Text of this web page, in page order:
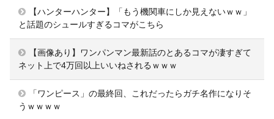
【ハンターハンター】「もう機関車にしか見えないｗｗ」
と話題のシュールすぎるコマがこちら
【画像あり】ワンパンマン最新話のとあるコマが凄すぎて
ネット上で4万回以上いいねされるｗｗｗ
「ワンピース」の最終回、これだったらガチ名作になりそ
うｗｗｗｗ